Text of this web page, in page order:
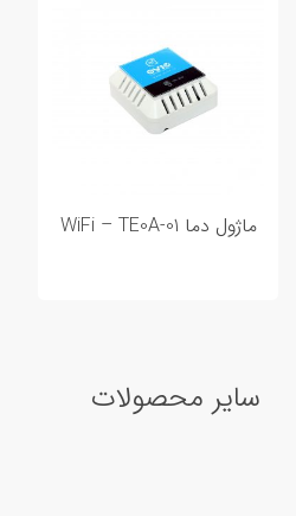
ماژول دما WiFi – TE0A-01
سایر محصولات